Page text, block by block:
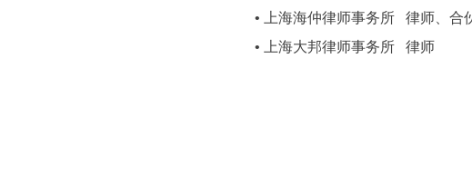
• 上海海仲律师事务所 律师、合
• 上海大邦律师事务所 律师